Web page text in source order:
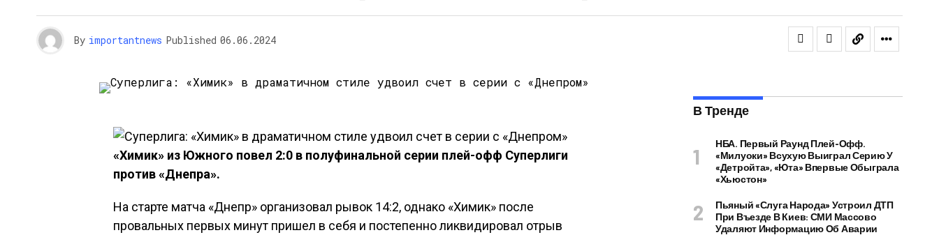
By importantnews Published 06.06.2024
«Химик» из Южного повел 2:0 в полуфинальной серии плей-офф Суперлиги
против «Днепра».
На старте матча «Днепр» организовал рывок 14:2, однако «Химик» после
провальных первых минут пришел в себя и постепенно ликвидировал отрыв
В Тренде
НБА. Первый Раунд Плей-Офф.
«Милуоки» Всухую Выиграл Серию У
«Детройта», «Юта» Впервые Обыграла
«Хьюстон»
Пьяный «слуга Народа» Устроил ДТП
При Въезде В Киев: СМИ Массово
Удаляют Информацию Об Аварии